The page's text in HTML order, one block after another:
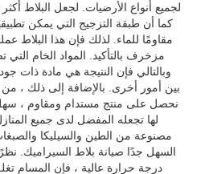
لجميع أنواع الأرضيات. لجعل البلاط
كما أن طبقة التزجيج التي يمكن
مقاومًا للماء. لذلك فإن هذا البلاط
مزخرف بالتأكيد. المواد الخام
وبالتالي فإن النتيجة هي مادة ذات
بين أمور أخرى. بالإضافة إلى ذلك ، من
نحصل على منتج مستدام ومقاوم ،
لها تجعله المفضل لدى جميع
مصنوعة من الطين والسيليكا
السهل جدًا صيانة بلاط السيراميك.
درجة حرارة عالية ، فإن المسام